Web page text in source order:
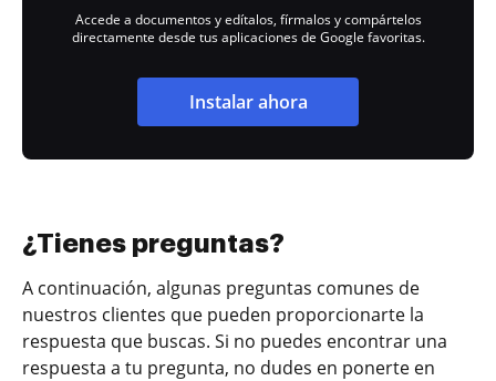
Accede a documentos y edítalos, fírmalos y compártelos
directamente desde tus aplicaciones de Google favoritas.
Instalar ahora
¿Tienes preguntas?
A continuación, algunas preguntas comunes de
nuestros clientes que pueden proporcionarte la
respuesta que buscas. Si no puedes encontrar una
respuesta a tu pregunta, no dudes en ponerte en